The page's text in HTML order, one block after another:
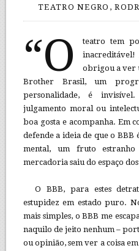
TEATRO NEGRO,
“O
teatro tem
inacreditável!
obrigou a ver
Brother Brasil, um
personalidade, é
julgamento moral ou
boa gosta e acompanha. Em
defende a ideia de que o BBB
mental, um fruto
mercadoria saiu do espaço
O BBB, para estes
estupidez em estado puro.
mais simples, o BBB me
naquilo de jeito nenhum –
ou opinião, sem ver a coisa